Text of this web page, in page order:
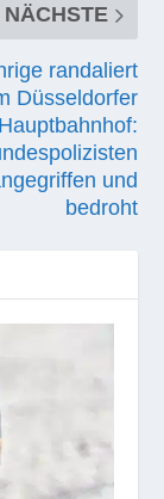
NÄCHSTE
randaliert
Düsseldorfer
Hauptbahnhof:
und
bedroht